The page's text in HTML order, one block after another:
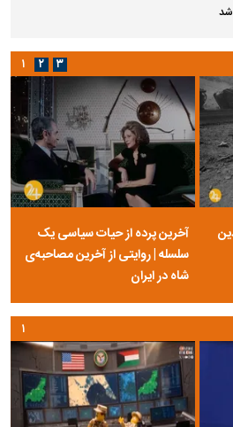
شد
آخرین پرده از حیات سیاسی یک
سلسله | روایتی از آخرین مصاحبه‌ی
شاه در ایران
۱ ۲ ۳
۱